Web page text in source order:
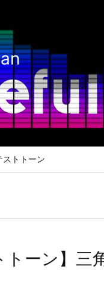
ストトーン
トーン】